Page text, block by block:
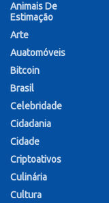
Animais De
Estimação
Arte
Auatomóveis
Bitcoin
Brasil
Celebridade
Cidadania
Cidade
Criptoativos
Culinária
Cultura